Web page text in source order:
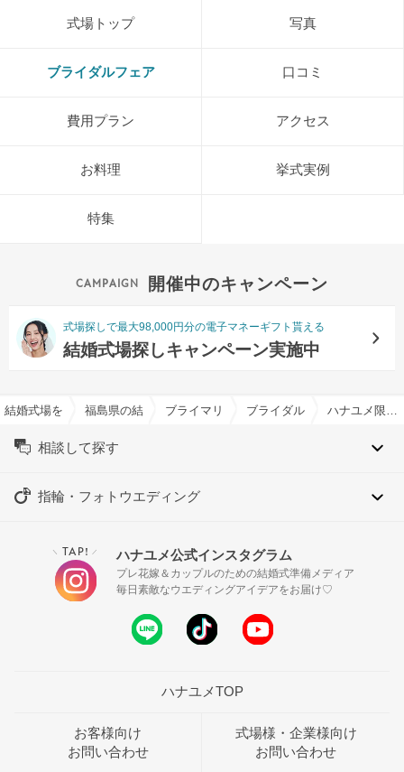
式場トップ 写真
ブライダルフェア 口コミ
費用プラン アクセス
お料理 挙式実例
特集
開催中のキャンペーン
式場探しで最大98,000円分の電子マネーギフト貰える
結婚式場探しキャンペーン実施中
結婚式場を探すならハナユメ
福島県の結婚式場一覧ブライマリーコート/SKYPALACE
ブライダルフェア一覧
相談して探す
指輪・フォトウエディング
＼ TAP! ／ ハナユメ公式インスタグラム
プレ花嫁＆カップルのための結婚式準備メディア
毎日素敵なウエディングアイデアをお届け♡
ハナユメTOP
お客様向け
お問い合わせ
式場様・企業様向け
お問い合わせ